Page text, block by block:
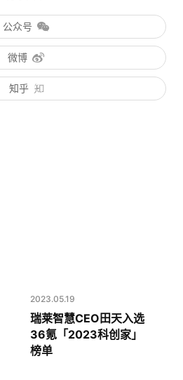
公众号
微博
知乎
2023.05.19
瑞莱智慧CEO田天入选
36氪「2023科创家」
榜单